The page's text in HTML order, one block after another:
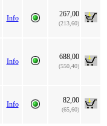
Info 267,00
(213,60)
Info
688,00
(550,40)
Info 82,00
(65,60)